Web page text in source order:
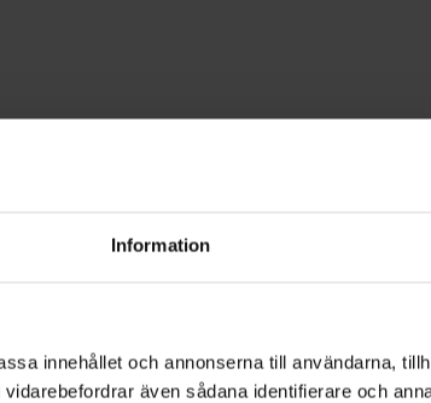
Information
innehållet och annonserna till användarna,
även sådana identifierare och